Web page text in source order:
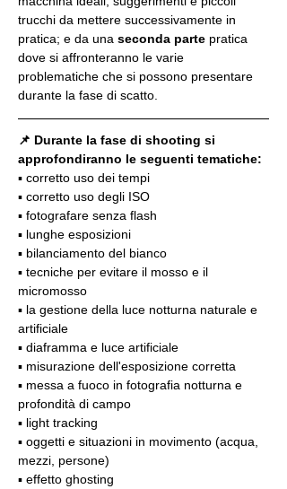
trucchi da mettere successivamente in
pratica; e da una seconda parte pratica
dove si affronteranno le varie
problematiche che si possono presentare
durante la fase di scatto.
📌 Durante la fase di shooting si
approfondiranno le seguenti tematiche:
▪️ corretto uso dei tempi
▪️ corretto uso degli ISO
▪️ fotografare senza flash
▪️ lunghe esposizioni
▪️ bilanciamento del bianco
▪️ tecniche per evitare il mosso e il
micromosso
▪️ la gestione della luce notturna naturale e
artificiale
▪️ diaframma e luce artificiale
▪️ misurazione dell'esposizione corretta
▪️ messa a fuoco in fotografia notturna e
profondità di campo
▪️ light tracking
▪️ oggetti e situazioni in movimento (acqua,
mezzi, persone)
▪️ effetto ghosting